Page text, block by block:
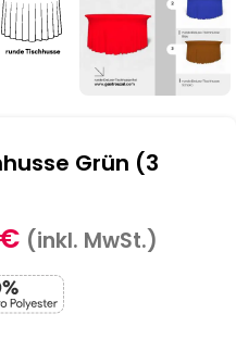
Grün (3
€ (inkl. MwSt.)